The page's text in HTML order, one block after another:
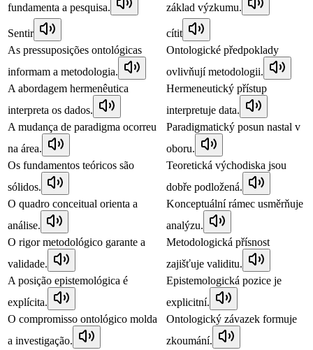
fundamenta a pesquisa.
základ výzkumu.
Sentir
cítit
As pressuposições ontológicas
informam a metodologia.
Ontologické předpoklady
ovlivňují metodologii.
A abordagem hermenêutica
interpreta os dados.
Hermeneutický přístup
interpretuje data.
A mudança de paradigma ocorreu
na área.
Paradigmatický posun nastal v
oboru.
Os fundamentos teóricos são
sólidos.
Teoretická východiska jsou
dobře podložená.
O quadro conceitual orienta a
análise.
Konceptuální rámec usměrňuje
analýzu.
O rigor metodológico garante a
validade.
Metodologická přísnost
zajišťuje validitu.
A posição epistemológica é
explícita.
Epistemologická pozice je
explicitní.
O compromisso ontológico molda
a investigação.
Ontologický závazek formuje
zkoumání.